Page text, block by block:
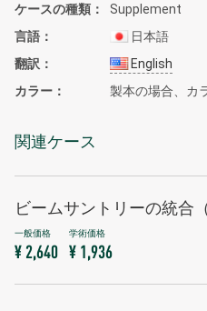
ケースの種類
Supplement
言語
日本語
翻訳
English
カラー
製本の場合、カ
関連ケース
ビームサントリーの統合（
¥ 2,640 ¥ 1,936